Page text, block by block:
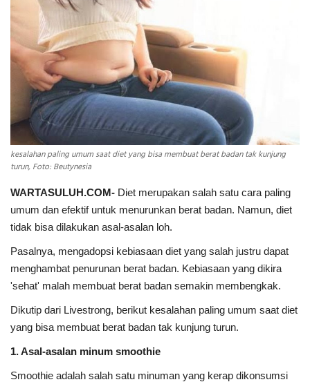
PSPS PEKANBARU
LIFESTYLE
INDEKS
HEALTHY
kesalahan paling umum saat diet yang bisa membuat berat badan tak kunjung
turun, Foto: Beutynesia
WARTASULUH.COM- Diet merupakan salah satu cara paling
umum dan efektif untuk menurunkan berat badan. Namun, diet
tidak bisa dilakukan asal-asalan loh.
Pasalnya, mengadopsi kebiasaan diet yang salah justru dapat
menghambat penurunan berat badan. Kebiasaan yang dikira
'sehat' malah membuat berat badan semakin membengkak.
Dikutip dari Livestrong, berikut kesalahan paling umum saat diet
yang bisa membuat berat badan tak kunjung turun.
1. Asal-asalan minum smoothie
Smoothie adalah salah satu minuman yang kerap dikonsumsi